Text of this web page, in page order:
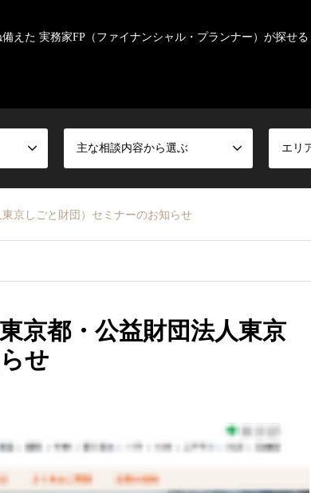
えた 実務家FP（ファイナンシャル・プランナー）が探せる
主な相談内容から選ぶ エリ
京しごと財団）セミナーのお知らせ
京都・公益財団法人東京
らせ